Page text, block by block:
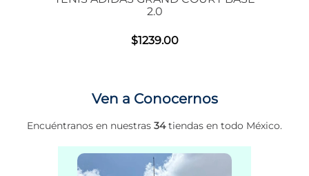
2.0
$1239.00
Ven a Conocernos
Encuéntranos en nuestras 34tiendas en todo México.